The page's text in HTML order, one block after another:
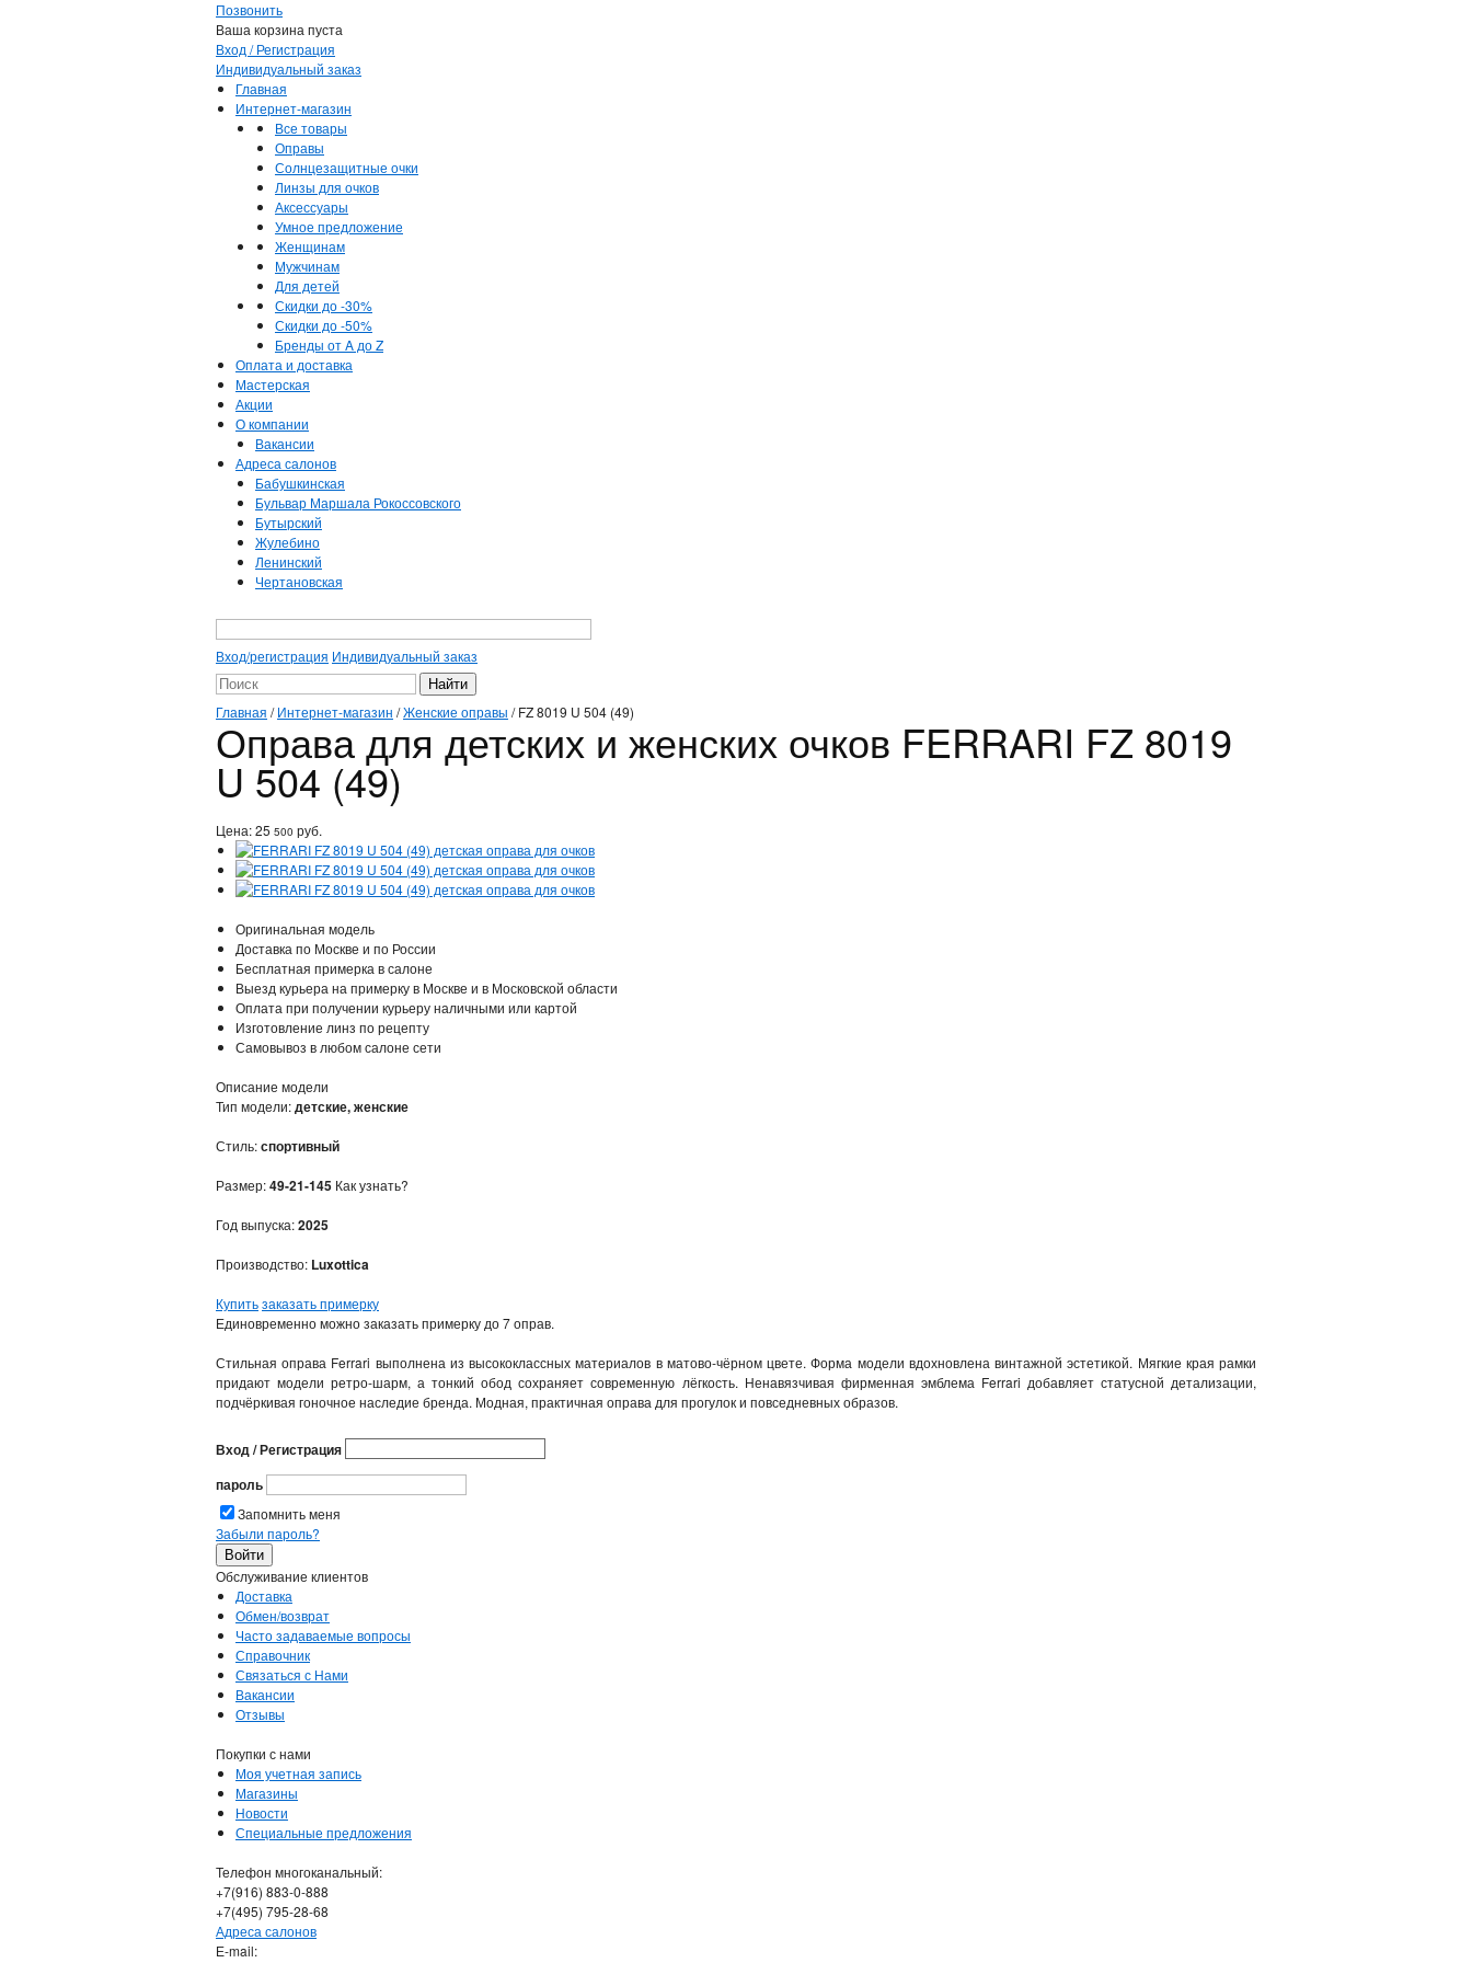
Позвонить
Ваша корзина пуста
Вход / Регистрация
Индивидуальный заказ
Главная
Интернет-магазин
Все товары
Оправы
Солнцезащитные очки
Линзы для очков
Аксессуары
Умное предложение
Женщинам
Мужчинам
Для детей
Скидки до -30%
Скидки до -50%
Бренды от A до Z
Оплата и доставка
Мастерская
Акции
О компании
Вакансии
Адреса салонов
Бабушкинская
Бульвар Маршала Рокоссовского
Бутырский
Жулебино
Ленинский
Чертановская
Вход/регистрация Индивидуальный заказ
Главная /Интернет-магазин /Женские оправы /FZ 8019 U 504 (49)
Оправа для детских и женских очков FERRARI FZ 8019
U 504 (49)
Цена:25 500 руб.
Оригинальная модель
Доставка по Москве и по России
Бесплатная примерка в салоне
Выезд курьера на примерку в Москве и в Московской области
Оплата при получении курьеру наличными или картой
Изготовление линз по рецепту
Самовывоз в любом салоне сети
Описание модели
Тип модели:детские, женские
Стиль:спортивный
Размер:49-21-145 Как узнать?
Год выпуска:2025
Производство: Luxottica
Купитьзаказать примерку
Единовременно можно заказать примерку до 7 оправ.
Стильная оправа Ferrari выполнена из высококлассных материалов в матово‑чёрном цвете. Форма модели вдохновлена винтажной эстетикой. Мягкие края рамки
придают модели ретро‑шарм, а тонкий обод сохраняет современную лёгкость. Ненавязчивая фирменная эмблема Ferrari добавляет статусной детализации,
подчёркивая гоночное наследие бренда. Модная, практичная оправа для прогулок и повседневных образов.
Вход / Регистрация
пароль
Запомнить меня
Забыли пароль?
Обслуживание клиентов
Доставка
Обмен/возврат
Часто задаваемые вопросы
Справочник
Связаться с Нами
Вакансии
Отзывы
Покупки с нами
Моя учетная запись
Магазины
Новости
Специальные предложения
Телефон многоканальный:
+7(916) 883-0-888
+7(495) 795-28-68
Адреса салонов
Е-mail: